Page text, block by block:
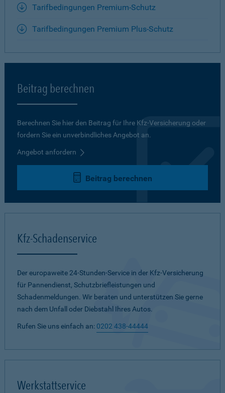
Tarifbedingungen Premium-Schutz
Tarifbedingungen Premium Plus-Schutz
Beitrag berechnen
Berechnen Sie hier den Beitrag für Ihre Kfz-Versicherung oder
fordern Sie ein unverbindliches Angebot an.
Angebot anfordern
Beitrag berechnen
Kfz-Schadenservice
Der europaweite 24-Stunden-Service in der Kfz-Versicherung
für Pannendienst, Schutzbriefleistungen und
Schadenmeldungen. Wir beraten und unterstützen Sie gerne
nach dem Unfall oder Diebstahl Ihres Autos.
Rufen Sie uns einfach an: 0202 438-44444
Werkstattservice